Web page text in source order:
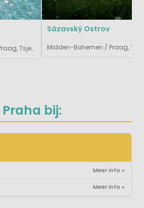
bij:
Meer info »
Meer info »
Midden-Bohemen / Praag, Tsjechië
Sázavský Ostrov